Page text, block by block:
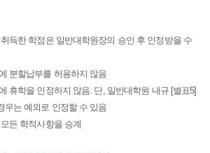
득한 학점은 일반대학원장의 승인 후 인정받을 수
분할납부를 허용하지 않음
휴학을 인정하지 않음. 단, 일반대학원 내규 [별표5]
우는 예외로 인정할 수 있음
든 학적사항을 승계